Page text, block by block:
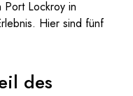
Port Lockroy in
Hier sind fünf
des